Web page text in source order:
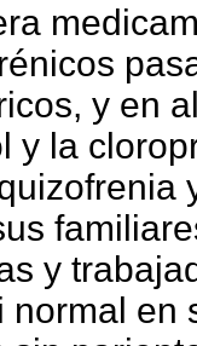
y en
y la
y
normal en